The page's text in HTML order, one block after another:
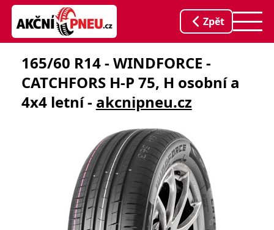
Zpět
165/60 R14 - WINDFORCE -
CATCHFORS H-P 75, H osobní a
4x4 letní - akcnipneu.cz